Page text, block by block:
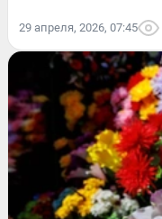
29 апреля, 2026, 07:45